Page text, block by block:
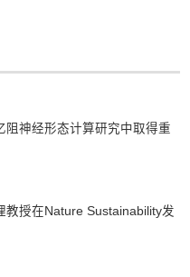
阻神经形态计算研究中取得重
教授在Nature Sustainability发